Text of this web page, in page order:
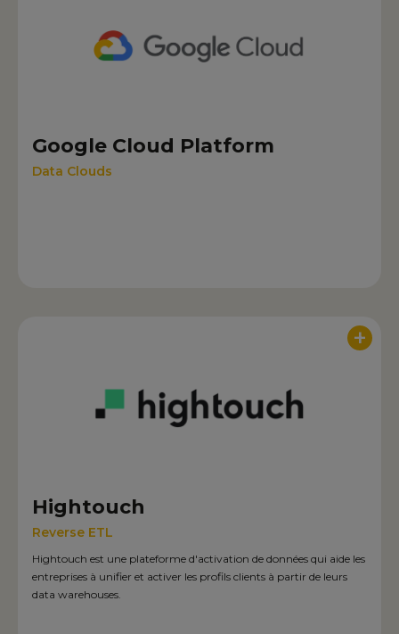
Google Cloud Platform
Data Clouds
+
Hightouch
Reverse ETL
Hightouch est une plateforme d'activation de données qui aide les
entreprises à unifier et activer les profils clients à partir de leurs
data warehouses.